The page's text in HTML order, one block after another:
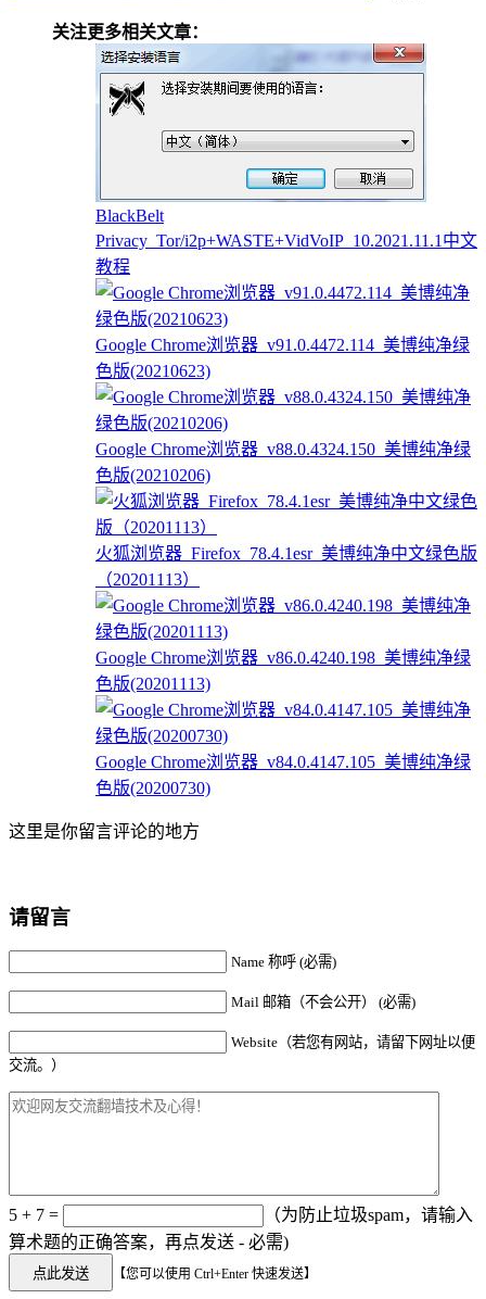
关注更多相关文章：
BlackBelt
Privacy_Tor/i2p+WASTE+VidVoIP_10.2021.11.1中文
教程
Google Chrome浏览器_v91.0.4472.114_美博纯净绿
色版(20210623)
Google Chrome浏览器_v88.0.4324.150_美博纯净绿
色版(20210206)
火狐浏览器_Firefox_78.4.1esr_美博纯净中文绿色版
（20201113）
Google Chrome浏览器_v86.0.4240.198_美博纯净绿
色版(20201113)
Google Chrome浏览器_v84.0.4147.105_美博纯净绿
色版(20200730)
这里是你留言评论的地方
请留言
Name 称呼 (必需)
Mail 邮箱（不会公开） (必需)
Website（若您有网站，请留下网址以便
交流。）
5 + 7 =
（为防止垃圾spam，请输入
算术题的正确答案，再点发送 - 必需)
【您可以使用 Ctrl+Enter 快速发送】